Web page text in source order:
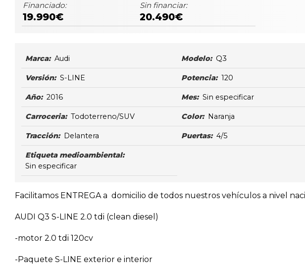
Financiado:
19.990€
Sin financiar:
20.490€
Marca: Audi Modelo: Q3
Versión: S-LINE Potencia: 120
Año: 2016 Mes: Sin especificar
Carroceria: Todoterreno/SUV Color: Naranja
Tracción: Delantera Puertas: 4/5
Etiqueta medioambiental:
Sin especificar
Facilitamos ENTREGA a domicilio de todos nuestros vehículos a nivel
AUDI Q3 S-LINE 2.0 tdi (clean diesel)
-motor 2.0 tdi 120cv
-Paquete S-LINE exterior e interior